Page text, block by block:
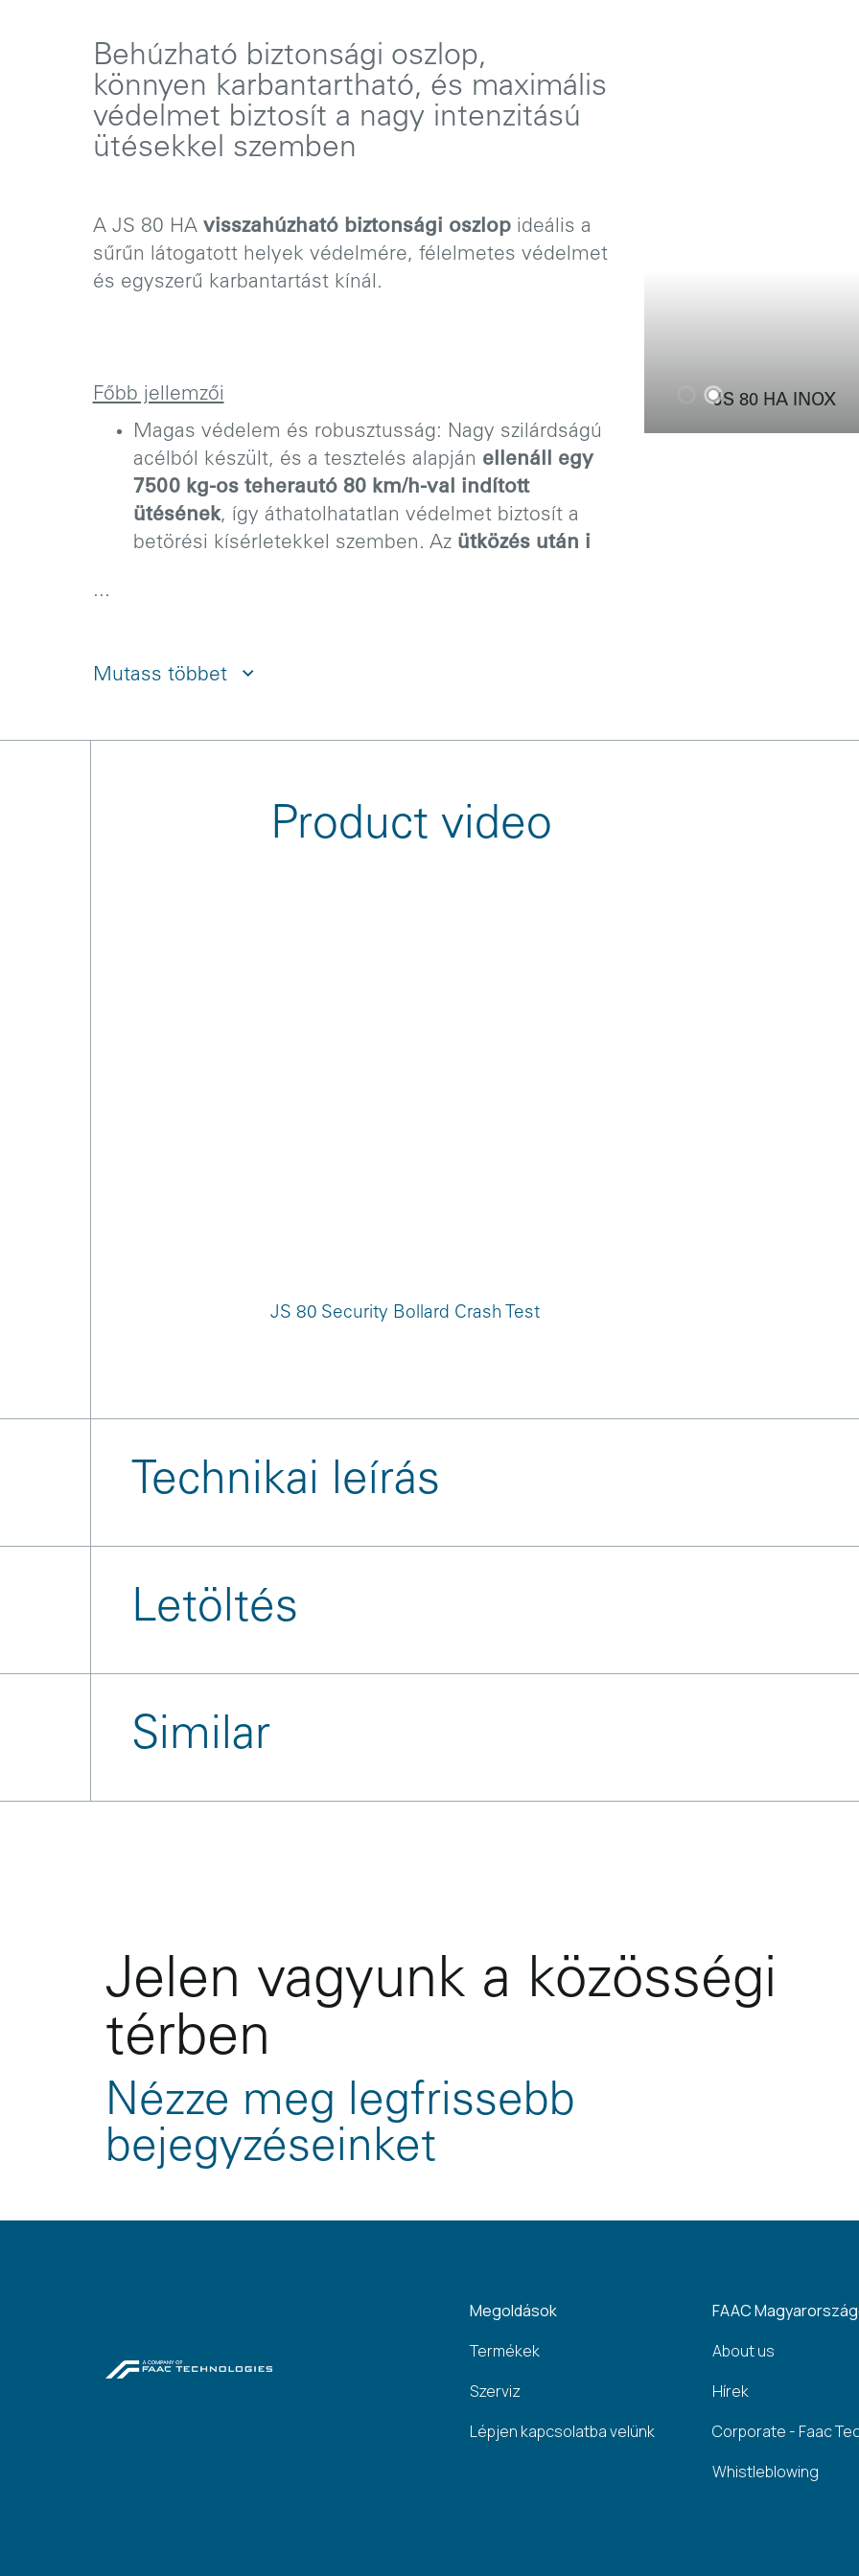
Behúzható biztonsági oszlop,
könnyen karbantartható, és maximális
védelmet biztosít a nagy intenzitású
ütésekkel szemben
A JS 80 HA visszahúzható biztonsági oszlopideális a
sűrűn látogatott helyek védelmére, félelmetes védelmet
és egyszerű karbantartást kínál.
Főbb jellemzői
Magas védelem és robusztusság: Nagy szilárdságú
acélból készült, és a tesztelés alapján ellenáll egy
7500 kg-os teherautó 80 km/h-val indított
ütésének, így áthatolhatatlan védelmet biztosít a
betörési kísérletekkel szemben. Az ütközés után i
...
Mutass többet
JS 80 HA JS 80 HA INOX
Product video
JS 80 Security Bollard Crash Test
Technikai leírás
Letöltés
References
Similar
Jelen vagyunk a közösségi
térben
Nézze meg legfrissebb
bejegyzéseinket
Megoldások
Termékek
Szerviz
Lépjen kapcsolatba velünk
FAAC
About us
Hírek
Corporate - Faac
Whistleblowing